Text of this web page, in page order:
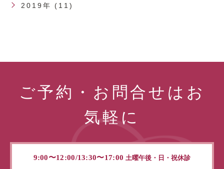
2019年 (11)
ご予約・お問合せはお
気軽に
9:00〜12:00/13:30〜17:00 土曜午後・日・祝休診